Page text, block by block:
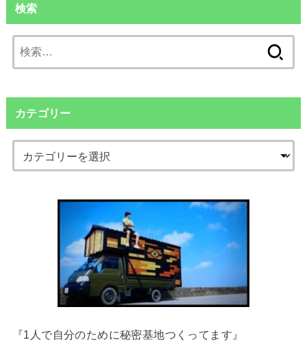
検索
索:
カテゴリー
『1人で自分のために秘密基地つくってます』